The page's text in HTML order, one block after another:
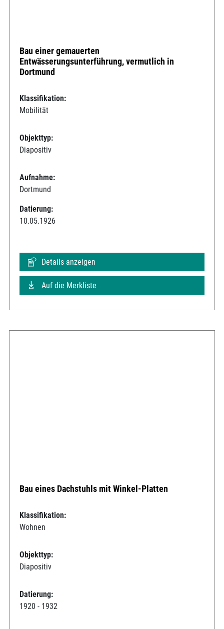
Bau einer gemauerten
Entwässerungsunterführung, vermutlich in
Dortmund
Klassifikation:
Mobilität
Objekttyp:
Diapositiv
Aufnahme:
Dortmund
Datierung:
10.05.1926
Details anzeigen
Auf die Merkliste
Bau eines Dachstuhls mit Winkel-Platten
Klassifikation:
Wohnen
Objekttyp:
Diapositiv
Datierung:
1920 - 1932